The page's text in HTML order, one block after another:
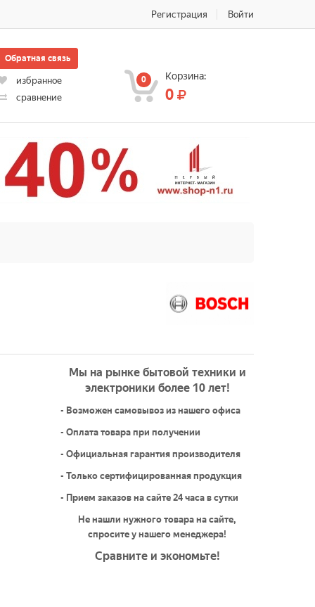
Регистрация Войти
Обратная связь
избранное
сравнение
0 Корзина:
0
Мы на рынке бытовой техники и
электроники более 10 лет!
- Возможен самовывоз из нашего офиса
- Оплата товара при получении
- Официальная гарантия производителя
- Только сертифицированная продукция
- Прием заказов на сайте 24 часа в сутки
Не нашли нужного товара на сайте,
спросите у нашего менеджера!
Сравните и экономьте!